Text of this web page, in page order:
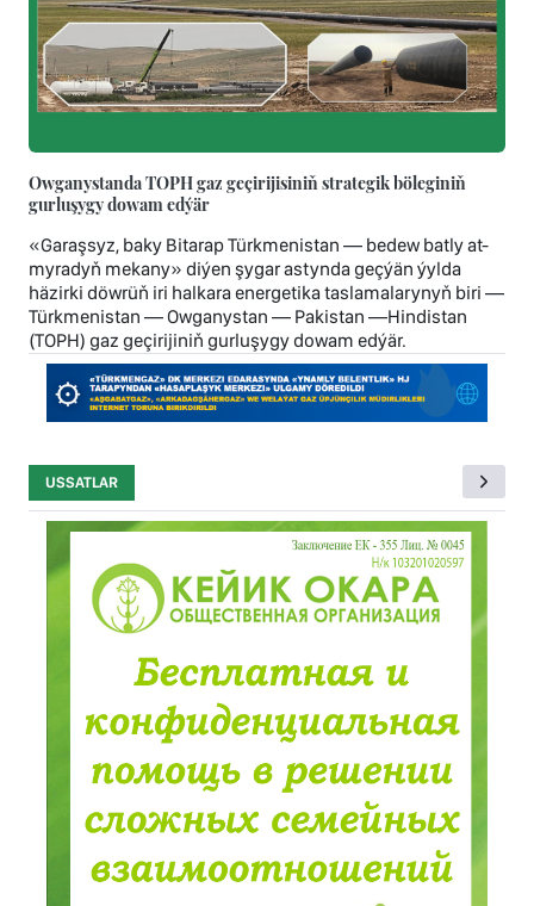
Owganystanda TOPH gaz geçirijisiniň strategik böleginiň
gurluşygy dowam edýär
«Garaşsyz, baky Bitarap Türkmenistan — bedew batly at-
myradyň mekany» diýen şygar astynda geçýän ýylda
häzirki döwrüň iri halkara energetika taslamalarynyň biri —
Türkmenistan — Owganystan — Pakistan —Hindistan
(TOPH) gaz geçirijiniň gurluşygy dowam edýär.
USSATLAR